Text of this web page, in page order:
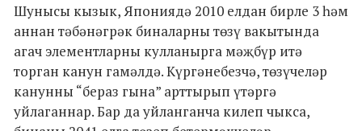
Шунысы кызык, Япониядә 2010 елдан бирле 3 һәм
аннан тәбәнәгрәк биналарны төзү вакытында
агач элементларны кулланырга мәҗбүр итә
торган канун гамәлдә. Күргәнебезчә, төзүчеләр
канунны “бераз гына” арттырып үтәргә
уйлаганнар. Бар да уйланганча килеп чыкса,